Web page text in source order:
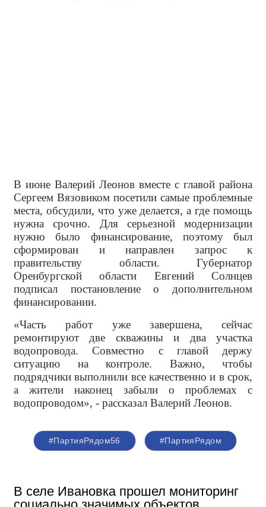
В июне Валерий Леонов вместе с главой района
Сергеем Вязовиком посетили самые проблемные
места, обсудили, что уже делается, а где помощь
нужна срочно. Для серьезной модернизации
нужно было финансирование, поэтому был
сформирован и направлен запрос к
правительству области. Губернатор
Оренбургской области Евгений Солнцев
подписал постановление о дополнительном
финансировании.
«Часть работ уже завершена, сейчас
ремонтируют две скважины и два участка
водопровода. Совместно с главой держу
ситуацию на контроле. Важно, чтобы
подрядчики выполнили все качественно и в срок,
а жители наконец забыли о проблемах с
водопроводом», - рассказал Валерий Леонов.
#ПартияРядом56 #ПартияРядом
В селе Ивановка прошел мониторинг